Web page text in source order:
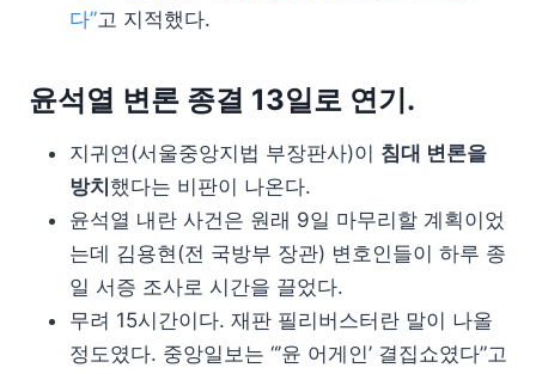
다”고 지적했다.
윤석열 변론 종결 13일로 연기.
지귀연(서울중앙지법 부장판사)이 침대 변론을
방치 했다는 비판이 나온다.
윤석열 내란 사건은 원래 9일 마무리할 계획이었
는데 김용현(전 국방부 장관) 변호인들이 하루 종
일 서증 조사로 시간을 끌었다.
무려 15시간이다. 재판 필리버스터란 말이 나올
정도였다. 중앙일보는 “’윤 어게인’ 결집쇼였다”고